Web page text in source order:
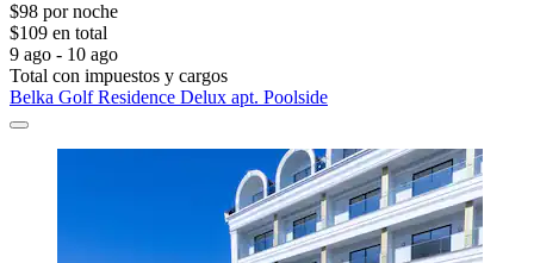
$98 por noche
$109 en total
9 ago - 10 ago
Total con impuestos y cargos
Belka Golf Residence Delux apt. Poolside